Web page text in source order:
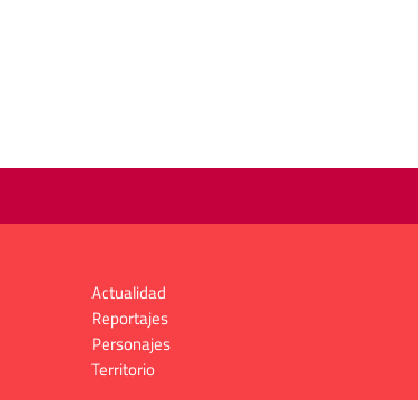
Actualidad
Reportajes
Personajes
Territorio